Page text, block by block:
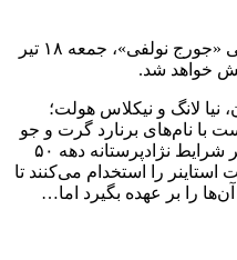
فیلم سینمایی «بانکدار» به کارگردانی «جورج نولفی»، جمعه ۱۸ تیر
نیا لانگ و نیکلاس هولت؛
با نام‌های برنارد گرت و جو
موریس را دنبال می‌کند، که به خاطر شرایط نژادپرستانه دهه ۵۰
را استخدام می‌کنند تا
را بر عهده بگیرد اما…